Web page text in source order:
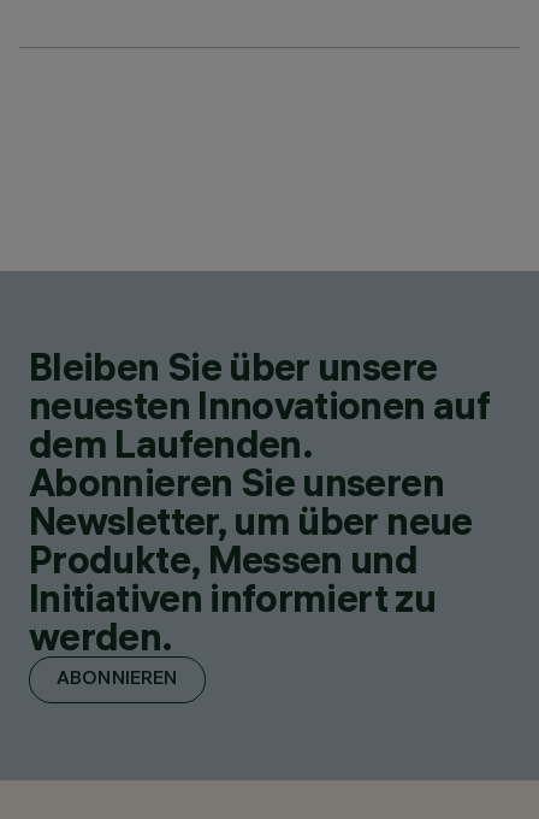
Bleiben Sie über unsere
neuesten Innovationen auf
dem Laufenden.
Abonnieren Sie unseren
Newsletter, um über neue
Produkte, Messen und
Initiativen informiert zu
werden.
ABONNIEREN